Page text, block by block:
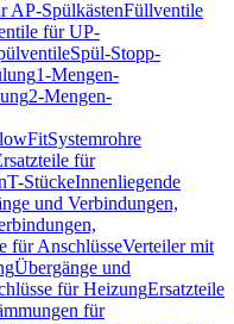
AP-SpülkästenFüllventile
für UP-
Spül-Stopp-
1-Mengen-
2-Mengen-
Systemrohre
für
T-StückeInnenliegende
und Verbindungen,
für AnschlüsseVerteiler mit
Übergänge und
für HeizungErsatzteile
für